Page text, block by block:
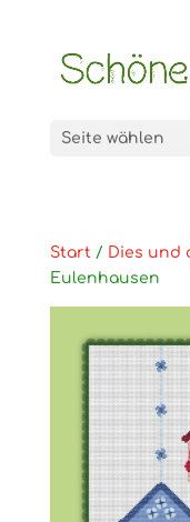
Seite wählen
Start / Dies und
Eulenhausen